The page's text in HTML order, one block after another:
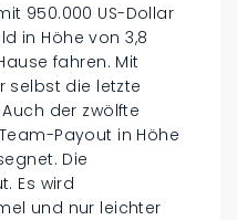
950.000 US-Dollar
in Höhe von 3,8
fahren. Mit
selbst die letzte
der zwölfte
Payout in Höhe
Die
Es wird
und nur leichter